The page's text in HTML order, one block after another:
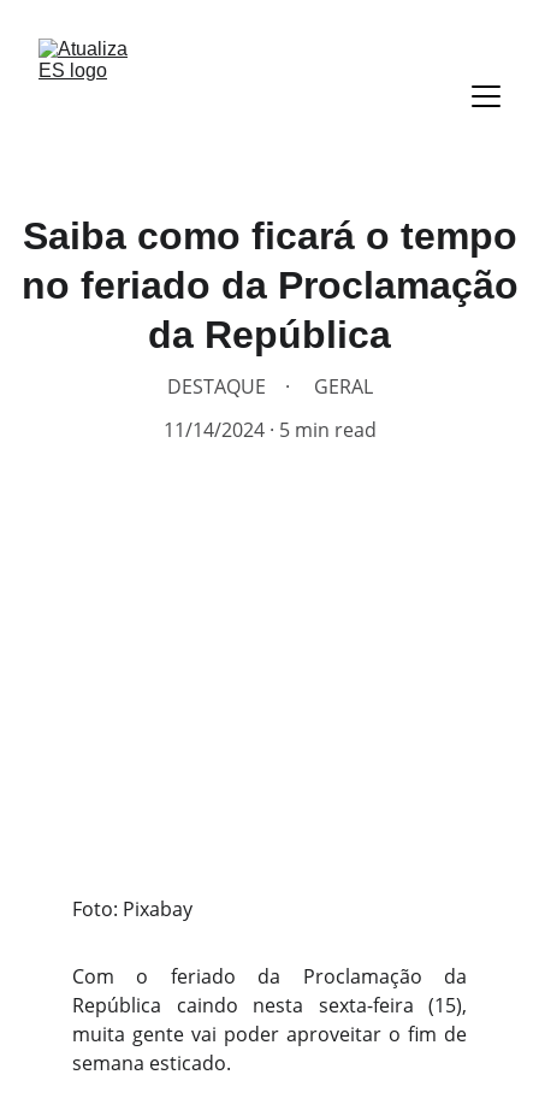
Saiba como ficará o tempo
no feriado da Proclamação
da República
DESTAQUE
GERAL
11/14/2024
5 min read
Foto: Pixabay
Com o feriado da Proclamação da
República caindo nesta sexta-feira (15),
muita gente vai poder aproveitar o fim de
semana esticado.